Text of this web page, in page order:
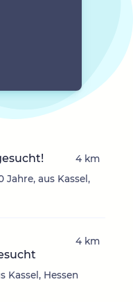
Jahre, aus Kassel,
4 km
Kassel, Hessen
4 km